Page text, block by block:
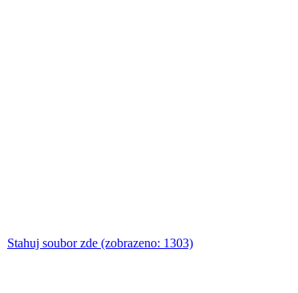
Stahuj soubor zde (zobrazeno: 1303)